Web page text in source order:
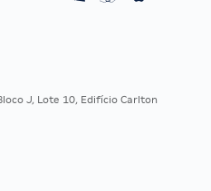
J, Lote 10, Edifício Carlton